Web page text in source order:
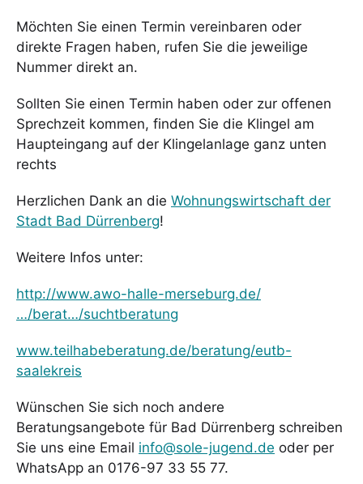
Möchten Sie einen Termin vereinbaren oder
direkte Fragen haben, rufen Sie die jeweilige
Nummer direkt an.
Sollten Sie einen Termin haben oder zur offenen
Sprechzeit kommen, finden Sie die Klingel am
Haupteingang auf der Klingelanlage ganz unten
rechts
Herzlichen Dank an die Wohnungswirtschaft der
Stadt Bad Dürrenberg!
Weitere Infos unter:
http://www.awo-halle-merseburg.de/
…/berat…/suchtberatung
www.teilhabeberatung.de/beratung/eutb-
saalekreis
Wünschen Sie sich noch andere
Beratungsangebote für Bad Dürrenberg schreiben
Sie uns eine Email info@sole-jugend.de oder per
WhatsApp an 0176-97 33 55 77.